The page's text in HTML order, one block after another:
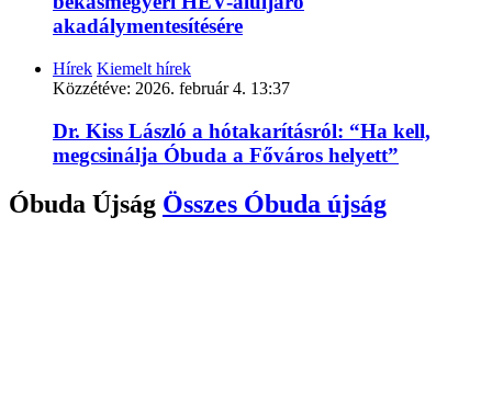
akadálymentesítésére
Hírek Kiemelt hírek
Közzétéve: 2026. február 4. 13:37
Dr. Kiss László a hótakarításról: “Ha kell,
megcsinálja Óbuda a Főváros helyett”
Óbuda Újság Összes Óbuda újság